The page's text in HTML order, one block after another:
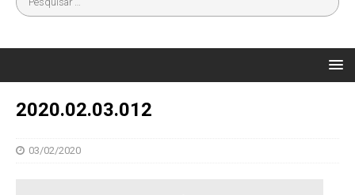
2020.02.03.012
03/02/2020